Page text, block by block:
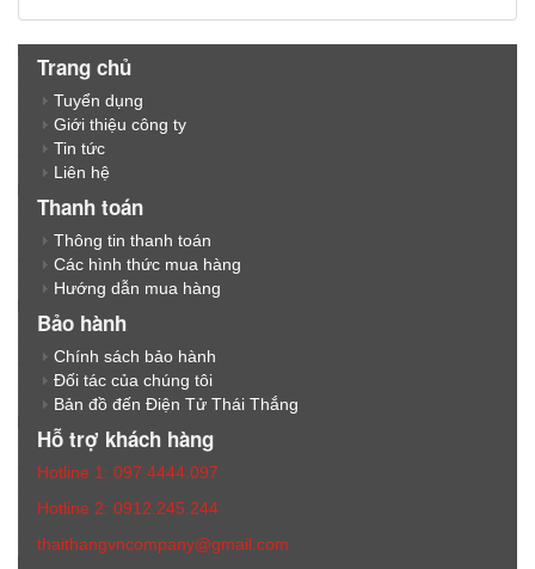
Trang chủ
Tuyển dụng
Giới thiệu công ty
Tin tức
Liên hệ
Thanh toán
Thông tin thanh toán
Các hình thức mua hàng
Hướng dẫn mua hàng
Bảo hành
Chính sách bảo hành
Đối tác của chúng tôi
Bản đồ đến Điện Tử Thái Thắng
Hỗ trợ khách hàng
Hotline 1: 097.4444.097
Hotline 2: 0912.245.244
thaithangvncompany@gmail.com